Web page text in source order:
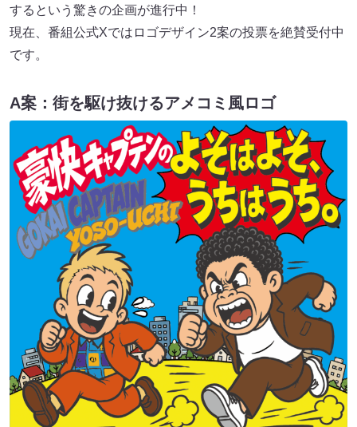
するという驚きの企画が進行中！
現在、番組公式Xではロゴデザイン2案の投票を絶賛受付中
です。
A案：街を駆け抜けるアメコミ風ロゴ